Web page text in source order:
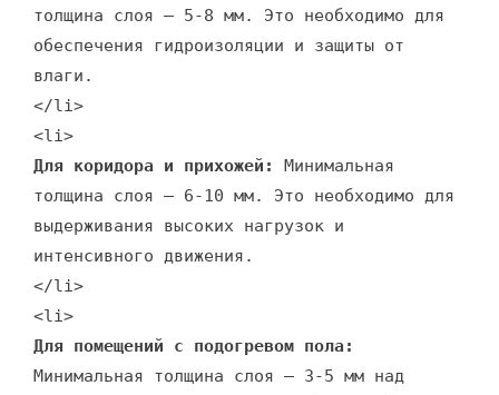
толщина слоя – 5-8 мм. Это необходимо для
обеспечения гидроизоляции и защиты от
влаги.
</li>
<li>
Для коридора и прихожей:
Минимальная
толщина слоя – 6-10 мм. Это необходимо для
выдерживания высоких нагрузок и
интенсивного движения.
</li>
<li>
Для помещений с подогревом пола:
Минимальная толщина слоя – 3-5 мм над